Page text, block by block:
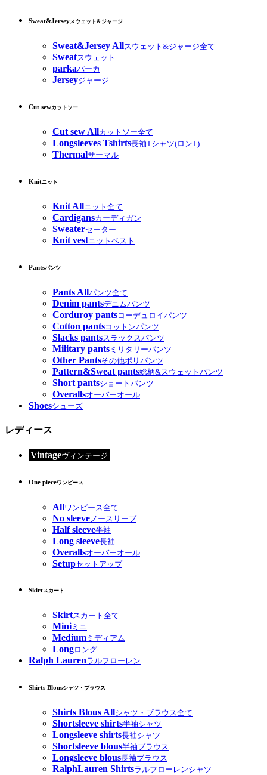
Sweat&Jerseyスウェット&ジャージ
Sweat&Jersey Allスウェット&ジャージ全て
Sweatスウェット
parkaパーカ
Jerseyジャージ
Cut sewカットソー
Cut sew Allカットソー全て
Longsleeves Tshirts長袖Tシャツ(ロンT)
Thermalサーマル
Knitニット
Knit Allニット全て
Cardigansカーディガン
Sweaterセーター
Knit vestニットベスト
Pantsパンツ
Pants Allパンツ全て
Denim pantsデニムパンツ
Corduroy pantsコーデュロイパンツ
Cotton pantsコットンパンツ
Slacks pantsスラックスパンツ
Military pants ミリタリーパンツ
Other Pantsその他ポリパンツ
Pattern&Sweat pants総柄&スウェットパンツ
Short pantsショートパンツ
Overallsオーバーオール
Shoesシューズ
レディース
Vintageヴィンテージ
One pieceワンピース
Allワンピース全て
No sleeve ノースリーブ
Half sleeve半袖
Long sleeve長袖
Overallsオーバーオール
Setupセットアップ
Skirtスカート
Skirtスカート全て
Miniミニ
Medium ミディアム
Longロング
Ralph Laurenラルフローレン
Shirts Blousシャツ・ブラウス
Shirts Blous Allシャツ・ブラウス全て
Shortsleeve shirts半袖シャツ
Longsleeve shirts長袖シャツ
Shortsleeve blous半袖ブラウス
Longsleeve blous長袖ブラウス
RalphLauren Shirtsラルフローレンシャツ